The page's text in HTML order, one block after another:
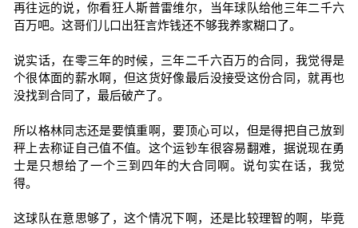
再往远的说，你看狂人斯普雷维尔，当年球队给他三年二千六
百万吧。这哥们儿口出狂言炸钱还不够我养家糊口了。
说实话，在零三年的时候，三年二千六百万的合同，我觉得是
个很体面的薪水啊，但这货好像最后没接受这份合同，就再也
没找到合同了，最后破产了。
所以格林同志还是要慎重啊，要顶心可以，但是得把自己放到
秤上去称证自己值不值。这个运钞车很容易翻难，据说现在勇
士是只想给了一个三到四年的大合同啊。说句实在话，我觉
得。
这球队在意思够了，这个情况下啊，还是比较理智的啊，毕竟